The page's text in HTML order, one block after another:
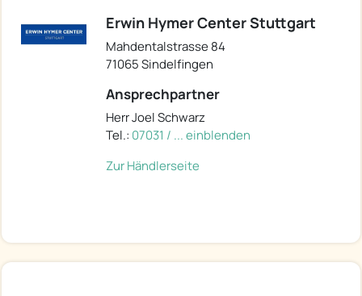
Erwin Hymer Center Stuttgart
Mahdentalstrasse 84
71065 Sindelfingen
Ansprechpartner
Herr Joel Schwarz
Tel.: 07031 / ... einblenden
Zur Händlerseite